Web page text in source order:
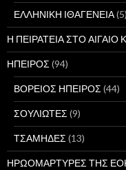
ΕΛΛΗΝΙΚΗ ΙΘΑΓΕΝΕΙΑ(5)
Η ΠΕΙΡΑΤΕΙΑ ΣΤΟ
ΗΠΕΙΡΟΣ (94)
ΒΟΡΕΙΟΣ ΗΠΕΙΡΟΣ (44)
ΣΟΥΛΙΩΤΕΣ (9)
ΤΣΑΜΗΔΕΣ (13)
ΗΡΩΟΜΑΡΤΥΡΕΣ ΤΗΣ